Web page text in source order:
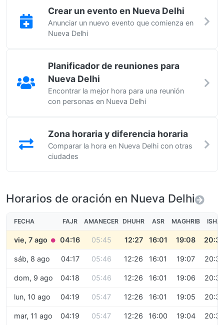
Crear un evento en Nueva Delhi
Anunciar un nuevo evento que comienza en
Nueva Delhi
Planificador de reuniones para
Nueva Delhi
Encontrar la mejor hora para una reunión
con personas en Nueva Delhi
Zona horaria y diferencia horaria
Comparar la hora en Nueva Delhi con otras
ciudades
Horarios de oración en Nueva Delhi
FECHA FAJR AMANECER DHUHR ASR MAGHRIB ISHA
vie, 7 ago ● 04:16 05:45 12:27 16:01 19:08 20:38
sáb, 8 ago 04:17 05:46 12:26 16:01 19:07 20:37
dom, 9 ago 04:18 05:46 12:26 16:01 19:06 20:36
lun, 10 ago 04:19 05:47 12:26 16:01 19:05 20:35
mar, 11 ago 04:19 05:47 12:26 16:00 19:04 20:34